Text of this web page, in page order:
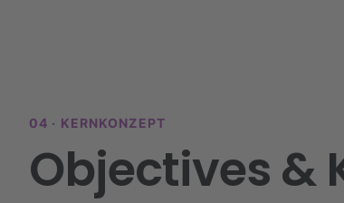
04 · KERNKONZEPT
Objectives&